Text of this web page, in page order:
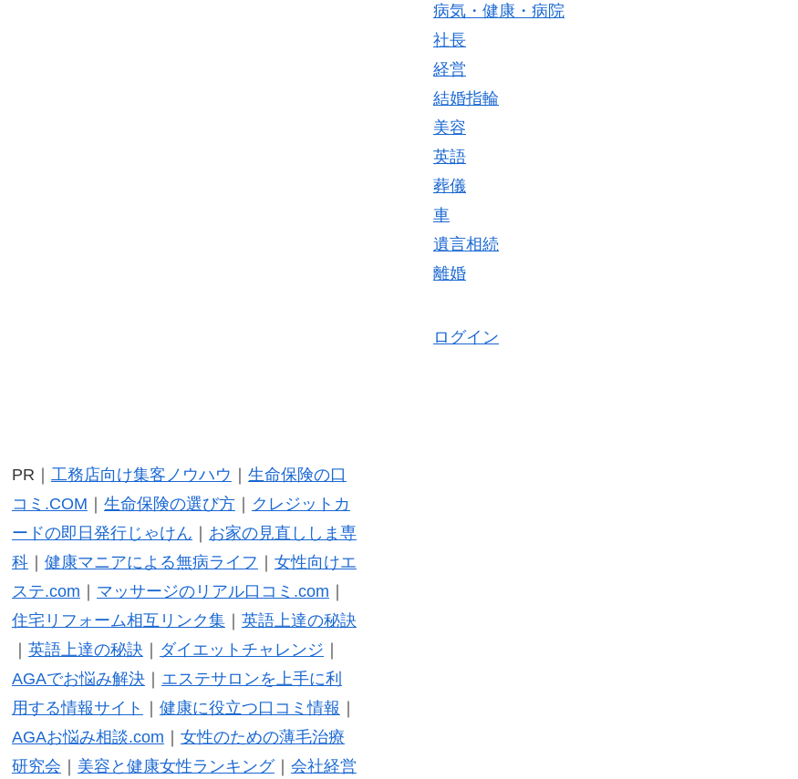
病気・健康・病院
社長
経営
結婚指輪
美容
英語
葬儀
車
遺言相続
離婚
ログイン
PR｜ 工務店向け集客ノウハウ
生命保険の口
コミ.COM
生命保険の選び方｜
クレジットカ
ードの即日発行じゃけん
お家の見直ししま専
科｜ 健康マニアによる無病ライフ
女性向けエ
ステ.com
マッサージのリアル口コミ.com
住宅リフォーム相互リンク集｜ 英語上達の秘訣
英語上達の秘訣 ダイエットチャレンジ
AGAでお悩み解決｜ エステサロンを上手に利
用する情報サイト
健康に役立つ口コミ情報
AGAお悩み相談.com
女性のための薄毛治療
研究会
美容と健康女性ランキング｜ 会社経営